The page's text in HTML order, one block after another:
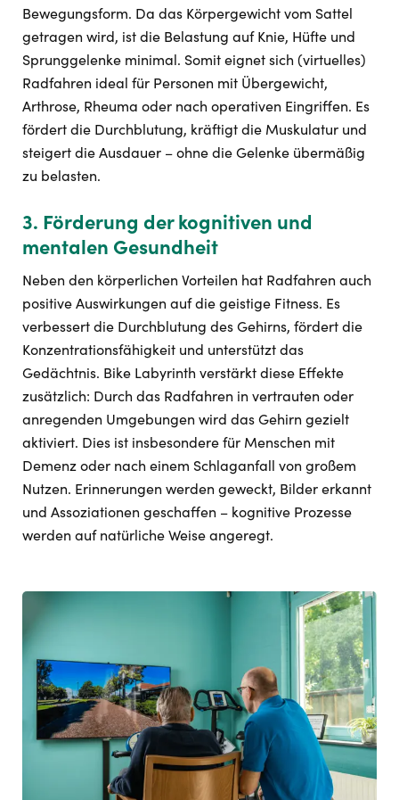
Bewegungsform. Da das Körpergewicht vom Sattel
getragen wird, ist die Belastung auf Knie, Hüfte und
Sprunggelenke minimal. Somit eignet sich (virtuelles)
Radfahren ideal für Personen mit Übergewicht,
Arthrose, Rheuma oder nach operativen Eingriffen. Es
fördert die Durchblutung, kräftigt die Muskulatur und
steigert die Ausdauer – ohne die Gelenke übermäßig
zu belasten.
3. Förderung der kognitiven und
mentalen Gesundheit
Neben den körperlichen Vorteilen hat Radfahren auch
positive Auswirkungen auf die geistige Fitness. Es
verbessert die Durchblutung des Gehirns, fördert die
Konzentrationsfähigkeit und unterstützt das
Gedächtnis. Bike Labyrinth verstärkt diese Effekte
zusätzlich: Durch das Radfahren in vertrauten oder
anregenden Umgebungen wird das Gehirn gezielt
aktiviert. Dies ist insbesondere für Menschen mit
Demenz oder nach einem Schlaganfall von großem
Nutzen. Erinnerungen werden geweckt, Bilder erkannt
und Assoziationen geschaffen – kognitive Prozesse
werden auf natürliche Weise angeregt.